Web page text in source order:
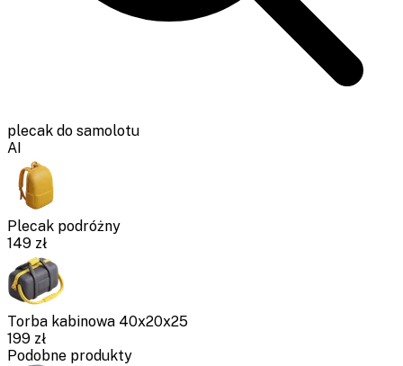
plecak do samolotu
AI
Plecak podróżny
149 zł
Torba kabinowa 40x20x25
199 zł
Podobne produkty